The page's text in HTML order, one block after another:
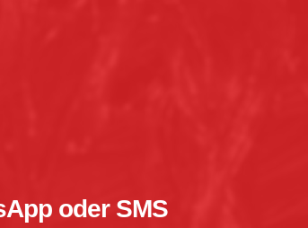
oder SMS